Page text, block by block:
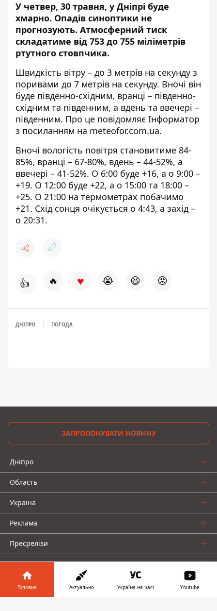
У четвер, 30 травня, у Дніпрі буде
хмарно. Опадів синоптики не
прогнозують. Атмосферний тиск
складатиме від 753 до 755 міліметрів
ртутного стовпчика.
Швидкість вітру – до 3 метрів на секунду з
поривами до 7 метрів на секунду. Вночі він
буде південно-східним, вранці – південно-
східним та південним, а вдень та ввечері –
південним. Про це повідомляє Інформатор
з посиланням на meteofor.com.ua.
Вночі вологість повітря становитиме 84-
85%, вранці – 67-80%, вдень – 44-52%, а
ввечері – 41-52%. О 6:00 буде +16, а о 9:00 –
+19. О 12:00 буде +22, а о 15:00 та 18:00 –
+25. О 21:00 на термометрах побачимо
+21. Схід сонця очікується о 4:43, а захід –
о 20:31.
👍 🔥 ♥ 😭 😆 😡
ДНІПРО ПОГОДА
ЗАПРОПОНУВАТИ НОВИНУ
Дніпро
Область
Україна
Реклама
Пресрелізи
Про нас
Головна Актуально Україна на часі Youtube